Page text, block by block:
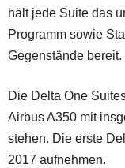
hält jede Suite das
Programm sowie
Gegenstände bereit.
Die Delta One
Airbus A350 mit
stehen. Die erste
2017 aufnehmen.